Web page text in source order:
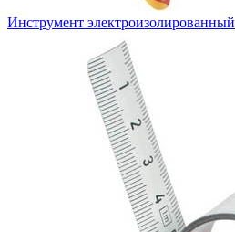
Инструмент электроизолированный